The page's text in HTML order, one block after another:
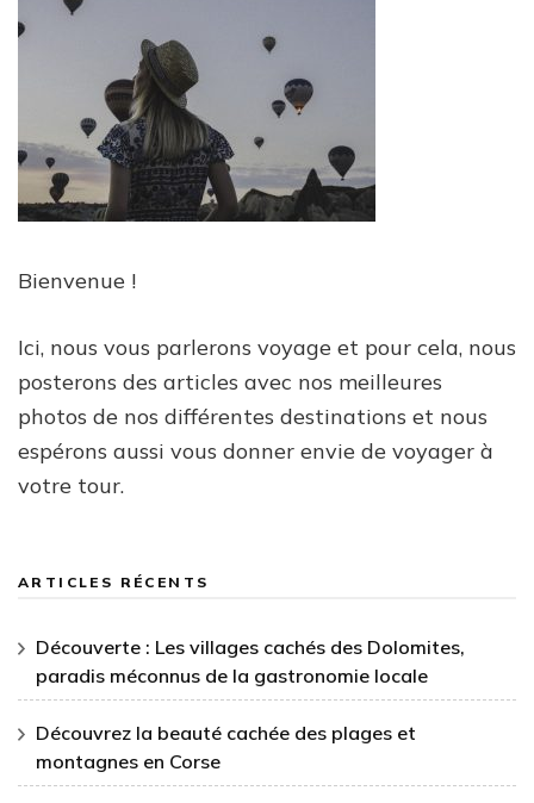
Bienvenue !
Ici, nous vous parlerons voyage et pour cela, nous
posterons des articles avec nos meilleures
photos de nos différentes destinations et nous
espérons aussi vous donner envie de voyager à
votre tour.
ARTICLES RÉCENTS
Découverte : Les villages cachés des Dolomites,
paradis méconnus de la gastronomie locale
Découvrez la beauté cachée des plages et
montagnes en Corse